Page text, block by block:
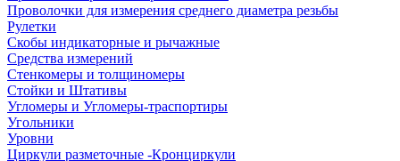
Проволочки для измерения среднего диаметра резьбы
Рулетки
Скобы индикаторные и рычажные
Средства измерений
Стенкомеры и толщиномеры
Стойки и Штативы
Угломеры и Угломеры-траспортиры
Угольники
Уровни
Циркули разметочные -Кронциркули